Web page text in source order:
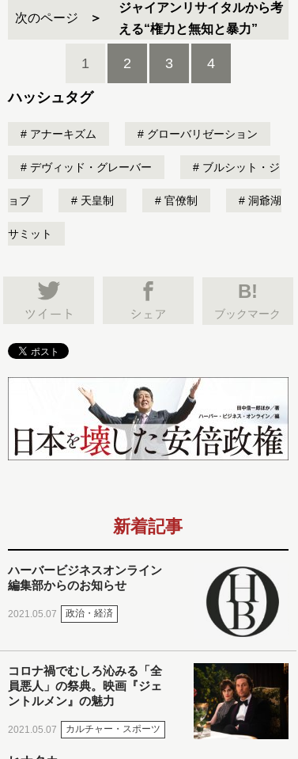
次のページ
ジャイアンリサイタルから考
える“権力と無知と暴力”
1 2 3 4
ハッシュタグ
アナーキズム グローバリゼーション
デヴィッド・グレーバー ブルシット・ジ
ョブ 天皇制 官僚制 洞爺湖
サミット
B!
ブックマーク
新着記事
ハーバービジネスオンライン
編集部からのお知らせ
2021.05.07 政治・経済
コロナ禍でむしろ沁みる「全
員悪人」の祭典。映画『ジェ
ントルメン』の魅力
2021.05.07 カルチャー・スポーツ